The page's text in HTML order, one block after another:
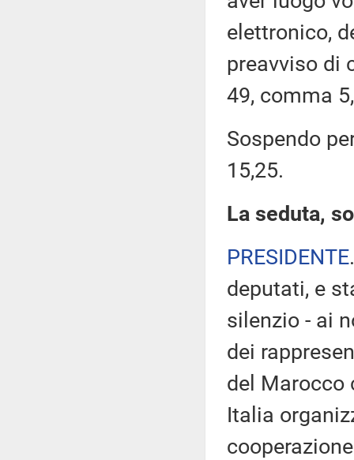
elettronico,
preavviso di
49, comma
Sospendo
15,25.
La seduta,
PRESIDENTE
deputati, e
silenzio - ai
dei
del Marocco
Italia